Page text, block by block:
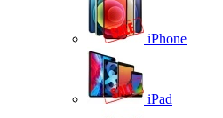
iPhone
iPad